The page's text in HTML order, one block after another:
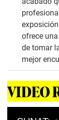
ofrece
de tomar
mejor
VIDEO